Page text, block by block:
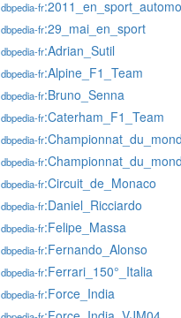
dbpedia-fr
dbpedia-fr:29_mai_en_sport
dbpedia-fr:Adrian_Sutil
dbpedia-fr:Alpine_F1_Team
dbpedia-fr:Bruno_Senna
dbpedia-fr:Caterham_F1_Team
dbpedia-fr
dbpedia-fr
dbpedia-fr:Circuit_de_Monaco
dbpedia-fr:Daniel_Ricciardo
dbpedia-fr:Felipe_Massa
dbpedia-fr:Fernando_Alonso
dbpedia-fr:Ferrari_150°_Italia
dbpedia-fr:Force_India